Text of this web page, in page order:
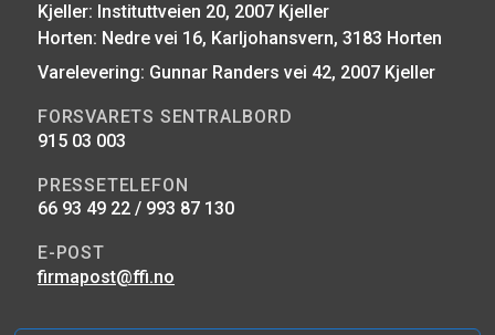
Kjeller: Instituttveien 20, 2007 Kjeller
Horten: Nedre vei 16, Karljohansvern, 3183 Horten
Varelevering: Gunnar Randers vei 42, 2007 Kjeller
FORSVARETS SENTRALBORD
915 03 003
PRESSETELEFON
66 93 49 22 / 993 87 130
E-POST
firmapost@ffi.no